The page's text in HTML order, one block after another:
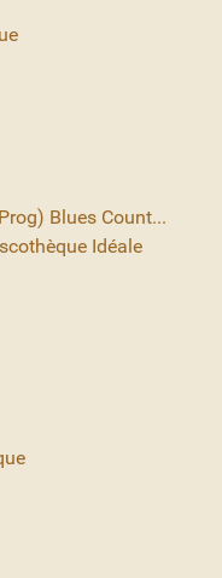
Blues Count...
Idéale